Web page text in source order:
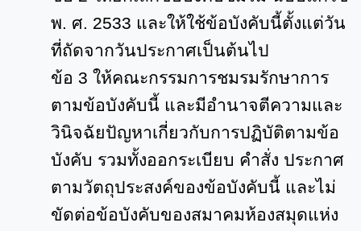
พ. ศ. 2533 และให้ใช้ข้อบังคับนี้ตั้งแต่วัน
ที่ถัดจากวันประกาศเป็นต้นไป
ข้อ 3 ให้คณะกรรมการชมรมรักษาการ
ตามข้อบังคับนี้ และมีอำนาจตีความและ
วินิจฉัยปัญหาเกี่ยวกับการปฏิบัติตามข้อ
บังคับ รวมทั้งออกระเบียบ คำสั่ง ประกาศ
ตามวัตถุประสงค์ของข้อบังคับนี้ และไม่
ขัดต่อข้อบังคับของสมาคมห้องสมุดแห่ง